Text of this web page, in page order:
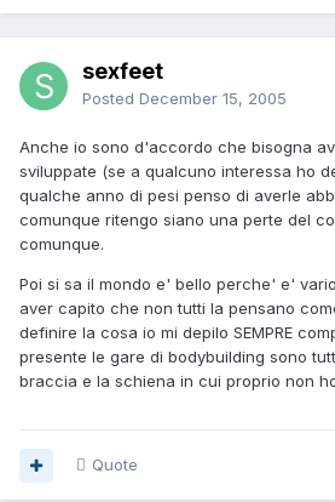
sexfeet
Posted December 15, 2005
Anche io sono d'accordo che bisogna
sviluppate (se a qualcuno interessa ho
qualche anno di pesi penso di averle
comunque ritengo siano una perte del
comunque.
Poi si sa il mondo e' bello perche' e'
aver capito che non tutti la pensano
definire la cosa io mi depilo SEMPRE
presente le gare di bodybuilding sono
braccia e la schiena in cui proprio non
Quote